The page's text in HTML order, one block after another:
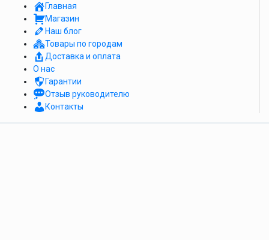
Главная
Магазин
Наш блог
Товары по городам
Доставка и оплата
О нас
Гарантии
Отзыв руководителю
Контакты